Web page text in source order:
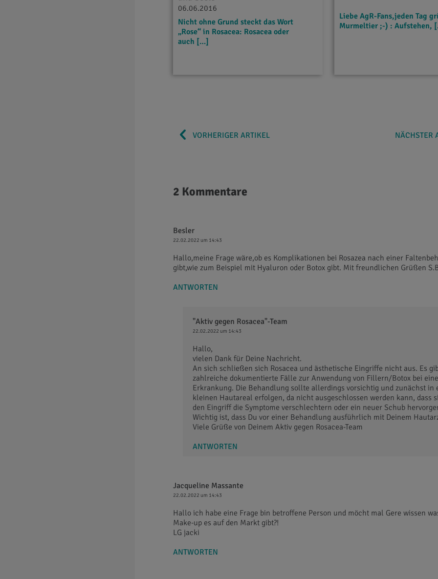
06.06.2016
Nicht ohne Grund steckt das Wort
„Rose“ in Rosacea: Rosacea oder
auch […]
Liebe AgR-Fans,jeden Tag
Murmeltier ;-) : Aufstehen,
VORHERIGER ARTIKEL NÄCHSTER
2 Kommentare
Besler
22.02.2022 um 14:43
Hallo,meine Frage wäre,ob es Komplikationen bei Rosazea nach einer
gibt,wie zum Beispiel mit Hyaluron oder Botox gibt. Mit freundlichen Grüßen
ANTWORTEN
"Aktiv gegen Rosacea"-Team
22.02.2022 um 14:43
Hallo,
vielen Dank für Deine Nachricht.
An sich schließen sich Rosacea und ästhetische Eingriffe nicht aus. Es
zahlreiche dokumentierte Fälle zur Anwendung von Fillern/Botox bei
Erkrankung. Die Behandlung sollte allerdings vorsichtig und zunächst in
kleinen Hautareal erfolgen, da nicht ausgeschlossen werden kann, dass
den Eingriff die Symptome verschlechtern oder ein neuer Schub
Wichtig ist, dass Du vor einer Behandlung ausführlich mit Deinem
Viele Grüße von Deinem Aktiv gegen Rosacea-Team
ANTWORTEN
Jacqueline Massante
22.02.2022 um 14:43
Hallo ich habe eine Frage bin betroffene Person und möcht mal Gere wissen
Make-up es auf den Markt gibt?!
LG jacki
ANTWORTEN